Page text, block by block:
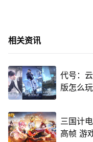
相关资讯
代号：
版怎么
三国计
高帧 游